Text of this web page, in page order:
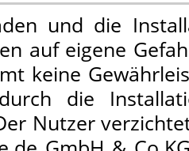
und die
auf eigene
keine
die
Nutzer